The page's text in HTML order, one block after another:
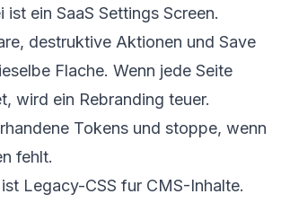
ist ein SaaS Settings Screen.
destruktive Aktionen und Save
Flache. Wenn jede Seite
wird ein Rebranding teuer.
Tokens und stoppe, wenn
fehlt.
Legacy-CSS fur CMS-Inhalte.